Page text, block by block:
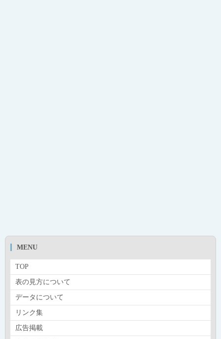
MENU
TOP
表の見方について
データについて
リンク集
広告掲載